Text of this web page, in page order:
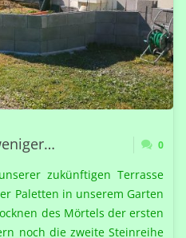
0
zukünftigen Terrasse
Paletten in unserem Garten
des Mörtels der ersten
noch die zweite Steinreihe